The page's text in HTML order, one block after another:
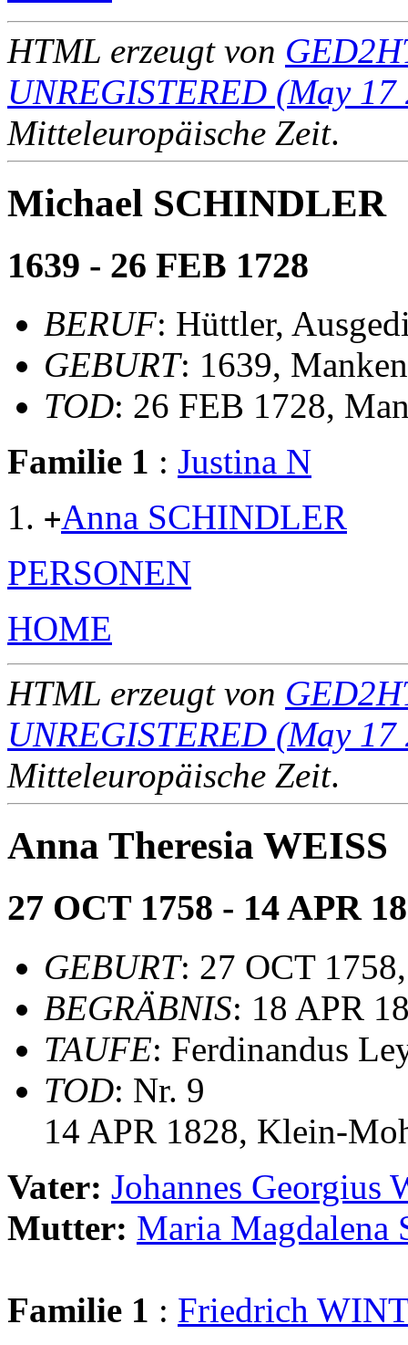
HTML erzeugt von
UNREGISTERED (May 17
Mitteleuropäische Zeit.
Michael SCHINDLER
1639 - 26 FEB 1728
BERUF: Hüttler,
GEBURT: 1639,
TOD: 26 FEB 1728,
Familie 1 : Justina N
+Anna SCHINDLER
PERSONEN
HOME
HTML erzeugt von
UNREGISTERED (May 17
Mitteleuropäische Zeit.
Anna Theresia WEISS
27 OCT 1758 - 14 APR
GEBURT: 27 OCT
BEGRÄBNIS: 18 APR
TAUFE: Ferdinandus
TOD: Nr. 9
14 APR 1828, Klein-
Vater: Johannes Georgius
Mutter: Maria Magdalena
Familie 1 : Friedrich